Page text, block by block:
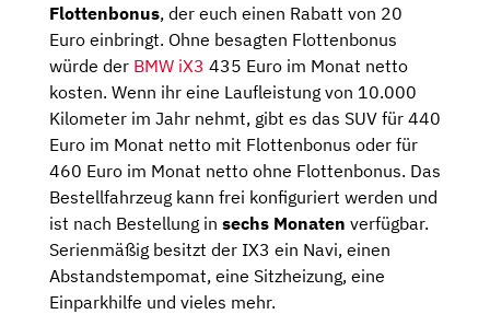
Flottenbonus, der euch einen Rabatt von 20
Euro einbringt. Ohne besagten Flottenbonus
würde der BMW iX3 435 Euro im Monat netto
kosten. Wenn ihr eine Laufleistung von 10.000
Kilometer im Jahr nehmt, gibt es das SUV für 440
Euro im Monat netto mit Flottenbonus oder für
460 Euro im Monat netto ohne Flottenbonus. Das
Bestellfahrzeug kann frei konfiguriert werden und
ist nach Bestellung in sechs Monaten verfügbar.
Serienmäßig besitzt der IX3 ein Navi, einen
Abstandstempomat, eine Sitzheizung, eine
Einparkhilfe und vieles mehr.